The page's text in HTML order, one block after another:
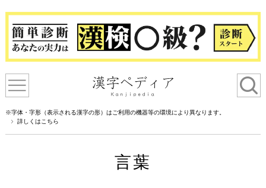
※字体・字形（表示される漢字の形）はご利用の機器等の環境により異なります。
詳しくはこちら
言葉